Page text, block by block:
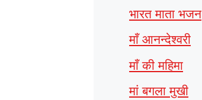
भारत माता भजन
माँ आनन्देश्वरी
माँ की महिमा
मां बगला मुखी